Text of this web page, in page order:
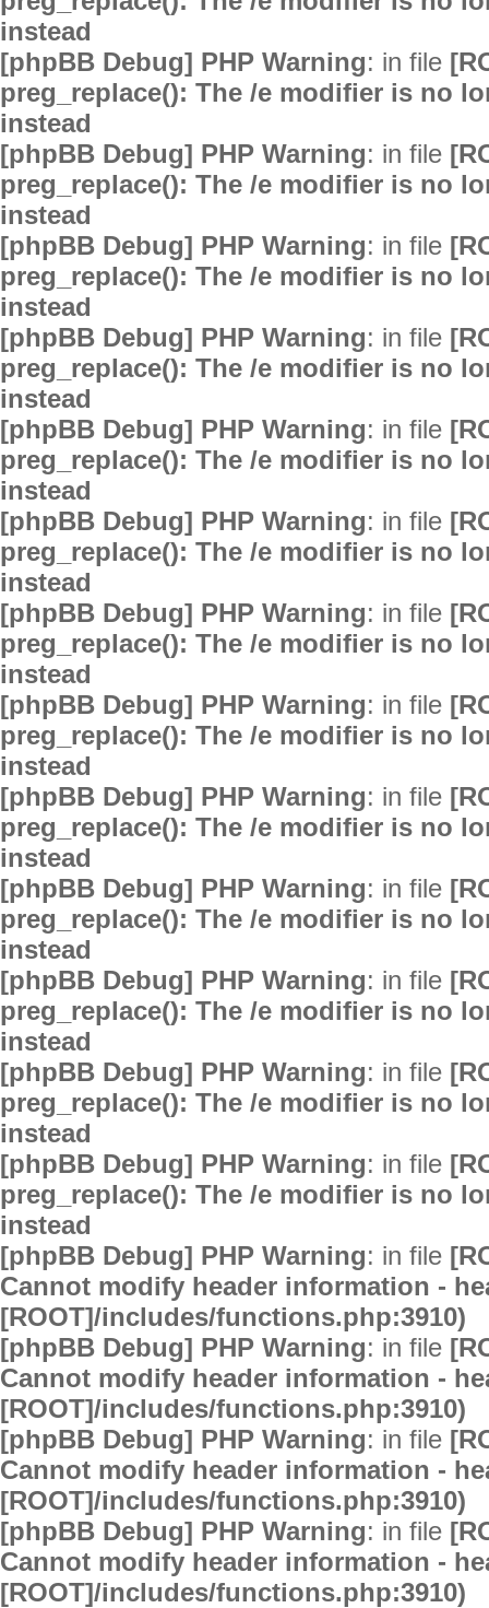
instead
[phpBB Debug] PHP Warning: in file
preg_replace(): The /e modifier is no
instead
[phpBB Debug] PHP Warning: in file
preg_replace(): The /e modifier is no
instead
[phpBB Debug] PHP Warning: in file
preg_replace(): The /e modifier is no
instead
[phpBB Debug] PHP Warning: in file
preg_replace(): The /e modifier is no
instead
[phpBB Debug] PHP Warning: in file
preg_replace(): The /e modifier is no
instead
[phpBB Debug] PHP Warning: in file
preg_replace(): The /e modifier is no
instead
[phpBB Debug] PHP Warning: in file
preg_replace(): The /e modifier is no
instead
[phpBB Debug] PHP Warning: in file
preg_replace(): The /e modifier is no
instead
[phpBB Debug] PHP Warning: in file
preg_replace(): The /e modifier is no
instead
[phpBB Debug] PHP Warning: in file
preg_replace(): The /e modifier is no
instead
[phpBB Debug] PHP Warning: in file
preg_replace(): The /e modifier is no
instead
[phpBB Debug] PHP Warning: in file
preg_replace(): The /e modifier is no
instead
[phpBB Debug] PHP Warning: in file
preg_replace(): The /e modifier is no
instead
[phpBB Debug] PHP Warning: in file
Cannot modify header information -
[ROOT]/includes/functions.php:3910)
[phpBB Debug] PHP Warning: in file
Cannot modify header information -
[ROOT]/includes/functions.php:3910)
[phpBB Debug] PHP Warning: in file
Cannot modify header information -
[ROOT]/includes/functions.php:3910)
[phpBB Debug] PHP Warning: in file
Cannot modify header information -
[ROOT]/includes/functions.php:3910)